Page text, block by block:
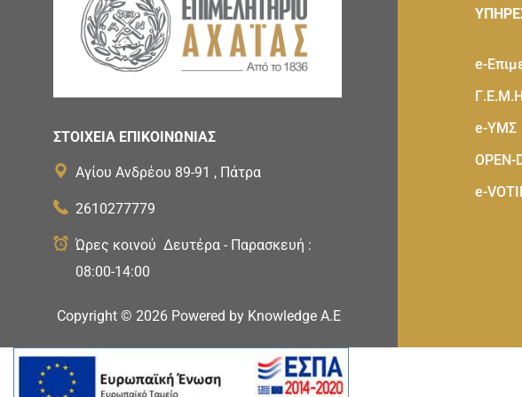
ΣΤΟΙΧΕΙΑ ΕΠΙΚΟΙΝΩΝΙΑΣ
Αγίου Ανδρέου 89-91 , Πάτρα
2610277779
Ώρες κοινού Δευτέρα - Παρασκευή :
08:00-14:00
Copyright © 2026 Powered by Knowledge A.E
e-
e-ΥΜΣ
OPEN-
e-